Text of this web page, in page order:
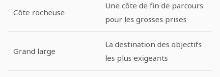
Côte rocheuse
Une côte de fin de parcours
pour les grosses prises
Grand large
La destination des objectifs
les plus exigeants